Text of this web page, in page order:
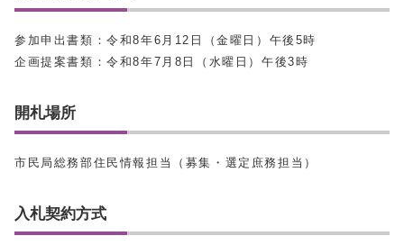
参加申出書類：令和8年6月12日（金曜日）午後5時
企画提案書類：令和8年7月8日（水曜日）午後3時
開札場所
市民局総務部住民情報担当（募集・選定庶務担当）
入札契約方式